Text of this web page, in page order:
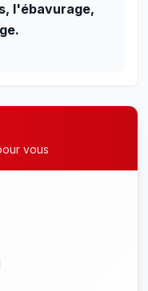
l'ébavurage,
vous